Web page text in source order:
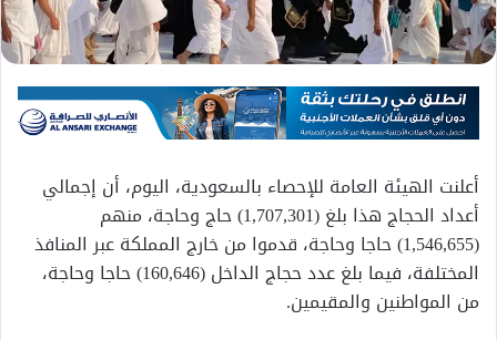
أعلنت الهيئة العامة للإحصاء بالسعودية، اليوم، أن إجمالي
أعداد الحجاج هذا بلغ (1,707,301) حاج وحاجة، منهم
(1,546,655) حاجا وحاجة، قدموا من خارج المملكة عبر المنافذ
المختلفة، فيما بلغ عدد حجاج الداخل (160,646) حاجا وحاجة،
من المواطنين والمقيمين.